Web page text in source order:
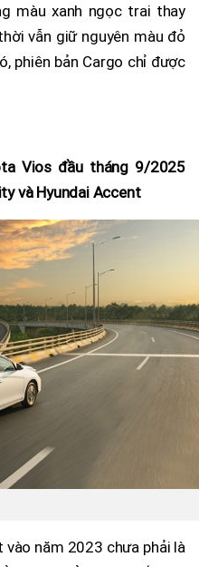
màu xanh ngọc trai thay
vẫn giữ nguyên màu đỏ
phiên bản Cargo chỉ được
Vios đầu tháng 9/2025
và Hyundai Accent
năm 2023 chưa phải là